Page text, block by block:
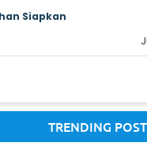
Siapkan
TRENDING